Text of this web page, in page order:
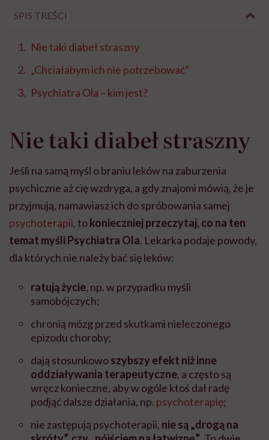
SPIS TREŚCI
Nie taki diabeł straszny
„Chciałabym ich nie potrzebować”
Psychiatra Ola – kim jest?
Nie taki diabeł straszny
Jeśli na samą myśl o braniu leków na zaburzenia
psychiczne aż cię wzdryga, a gdy znajomi mówią, że je
przyjmują, namawiasz ich do spróbowania samej
psychoterapii, tokonieczniej przeczytaj, co na ten
temat myśli Psychiatra Ola. Lekarka podaje powody,
dla których nie należy bać się leków:
ratują życie, np. w przypadku myśli
samobójczych;
chronią mózg przed skutkami nieleczonego
epizodu choroby;
dają stosunkowoszybszy efekt niż inne
oddziaływania terapeutyczne, a często są
wręcz konieczne, aby w ogóle ktoś dał radę
podjąć dalsze działania, np. psychoterapię;
nie zastępują psychoterapii, nie są „drogą na